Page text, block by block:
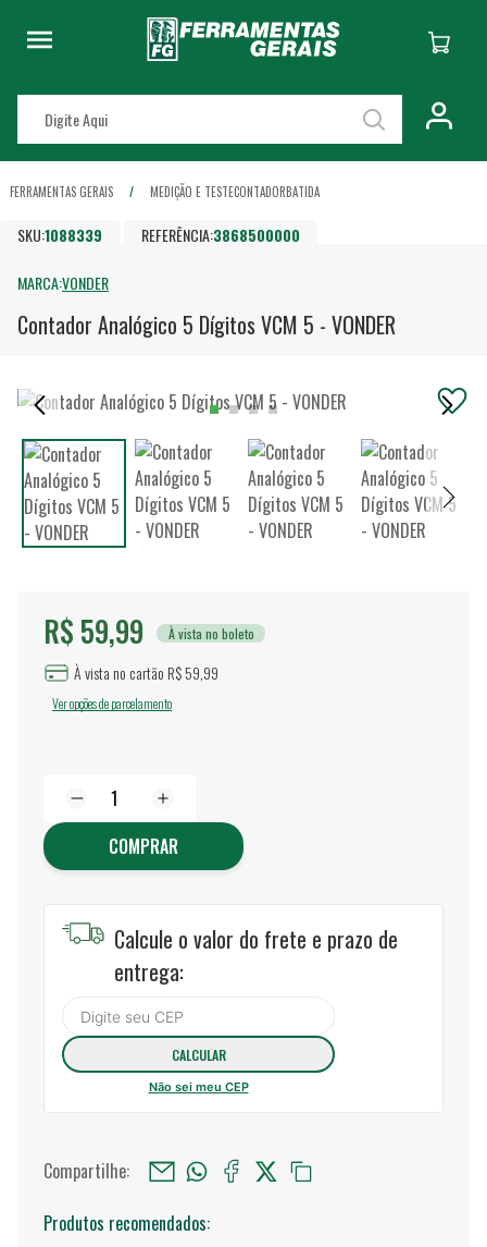
FERRAMENTAS GERAIS MEDIÇÃO E TESTECONTADORBATIDA
SKU:1088339 REFERÊNCIA:3868500000
MARCA:VONDER
Contador Analógico 5 Dígitos VCM 5 - VONDER
R$ 59,99 À vista no boleto
À vista no cartão R$ 59,99
Ver opções de parcelamento
COMPRAR
Calcule o valor do frete e prazo de
entrega:
Não sei meu CEP
Compartilhe:
Produtos recomendados: